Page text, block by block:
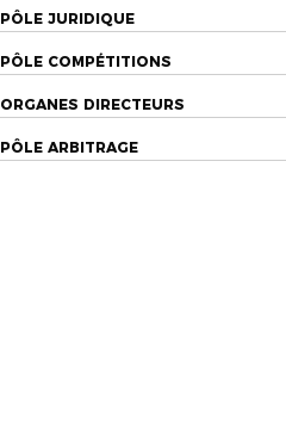
PÔLE JURIDIQUE
PÔLE COMPÉTITIONS
ORGANES DIRECTEURS
PÔLE ARBITRAGE